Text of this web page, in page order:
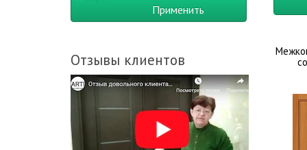
Покровские двериПрименить
Отзывы клиентов